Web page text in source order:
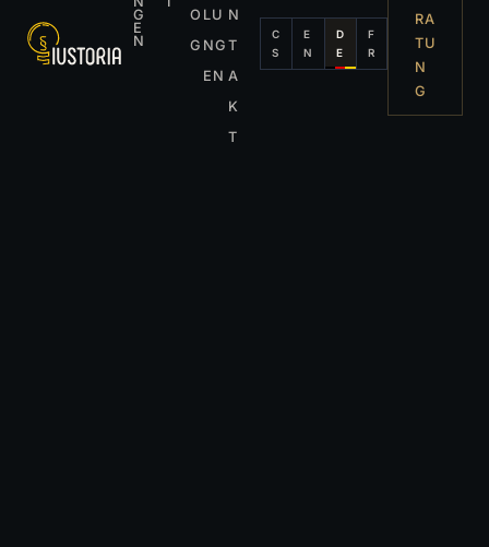
G
E
N
O
G
LU
NG
EN
N
T
A
K
T
C
S
E
N
D
E
F
R
RA
TU
N
G